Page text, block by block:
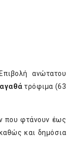
ανώτατου
τρόφιμα (63
που φτάνουν έως
και δημόσια